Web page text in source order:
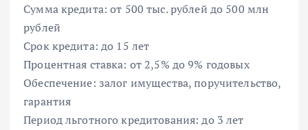
Сумма кредита: от 500 тыс. рублей до 500 млн
рублей
Срок кредита: до 15 лет
Процентная ставка: от 2,5% до 9% годовых
Обеспечение: залог имущества, поручительство,
гарантия
Период льготного кредитования: до 3 лет